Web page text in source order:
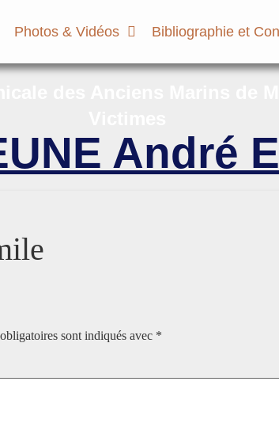
Photos & Vidéos Bibliographie et
André
sont indiqués avec *